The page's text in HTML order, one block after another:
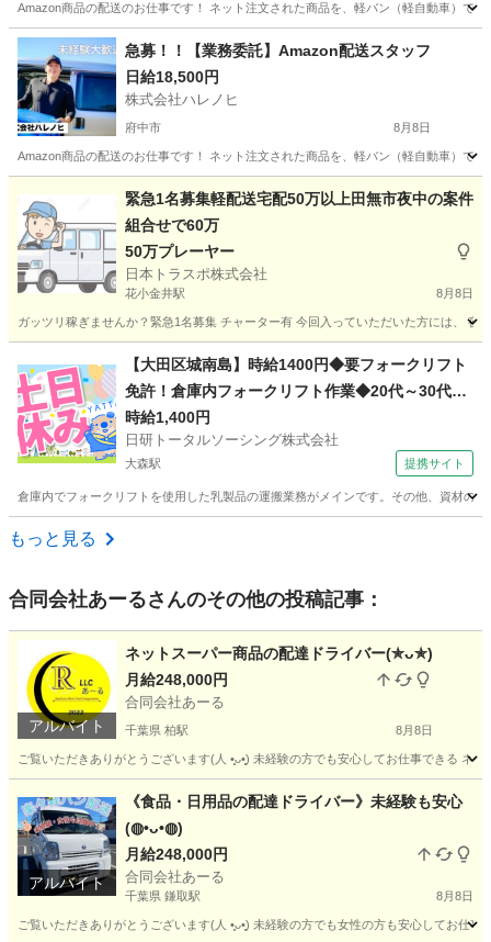
Amazon商品の配送のお仕事です！ ネット注文された商品を、軽バン（軽自動車）で
東京 町田市 配送 スタッフ
急募！！【業務委託】Amazon配送スタッフ
日給18,500円
株式会社ハレノヒ
府中市 8月8日
Amazon商品の配送のお仕事です！ ネット注文された商品を、軽バン（軽自動車）で
配送 スタッフ
緊急1名募集軽配送宅配50万以上田無市夜中の案件
組合せで60万
50万プレーヤー
日本トラスポ株式会社
花小金井駅 8月8日
ガッツリ稼ぎませんか？緊急1名募集 チャーター有 今回入っていただいた方には、
花小金井駅 物流 ヤマト運輸
【大田区城南島】時給1400円◆要フォークリフト
免許！倉庫内フォークリフト作業◆20代～30代活
躍中
時給1,400円
日研トータルソーシング株式会社
大森駅 提携サイト
倉庫内でフォークリフトを使用した乳製品の運搬業務がメインです。その他、資材の
東京 大田区
もっと見る
合同会社あーるさんのその他の投稿記事：
アルバイト
ネットスーパー商品の配達ドライバー(⁠✯⁠ᴗ⁠✯⁠)
月給248,000円
合同会社あーる
千葉県 柏駅 8月8日
ご覧いただきありがとうございます(⁠人⁠ ⁠•͈⁠ᴗ⁠•͈⁠) 未経験の方でも安心してお仕事できる
柏駅 ドライバー 業務委託契約
アルバイト
《食品・日用品の配達ドライバー》未経験も安心
(⁠◍⁠•⁠ᴗ⁠•⁠◍⁠)
月給248,000円
合同会社あーる
千葉県 鎌取駅 8月8日
ご覧いただきありがとうございます(⁠人⁠ ⁠•͈⁠ᴗ⁠•͈⁠) 未経験の方でも女性の方も安心してお仕